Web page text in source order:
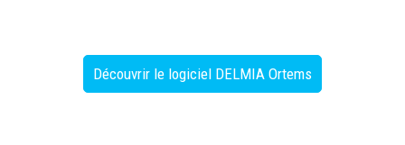
Découvrir le logiciel DELMIA Ortems